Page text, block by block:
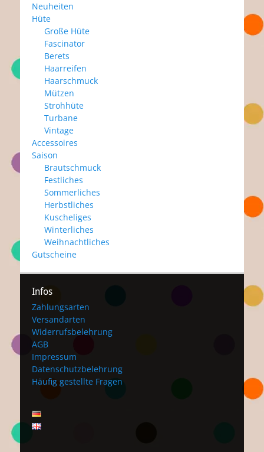
Neuheiten
Hüte
Große Hüte
Fascinator
Berets
Haarreifen
Haarschmuck
Mützen
Strohhüte
Turbane
Vintage
Accessoires
Saison
Brautschmuck
Festliches
Sommerliches
Herbstliches
Kuscheliges
Winterliches
Weihnachtliches
Gutscheine
Infos
Zahlungsarten
Versandarten
Widerrufsbelehrung
AGB
Impressum
Datenschutzbelehrung
Häufig gestellte Fragen